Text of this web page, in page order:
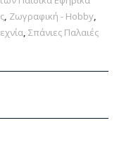
, Ζωγραφική - Hobby,
,Σπάνιες Παλαιές